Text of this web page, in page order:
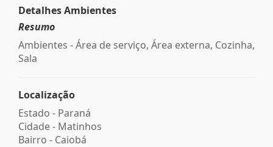
Detalhes Ambientes
Resumo
Ambientes - Área de serviço, Área externa, Cozinha,
Sala
Localização
Estado - Paraná
Cidade - Matinhos
Bairro - Caiobá